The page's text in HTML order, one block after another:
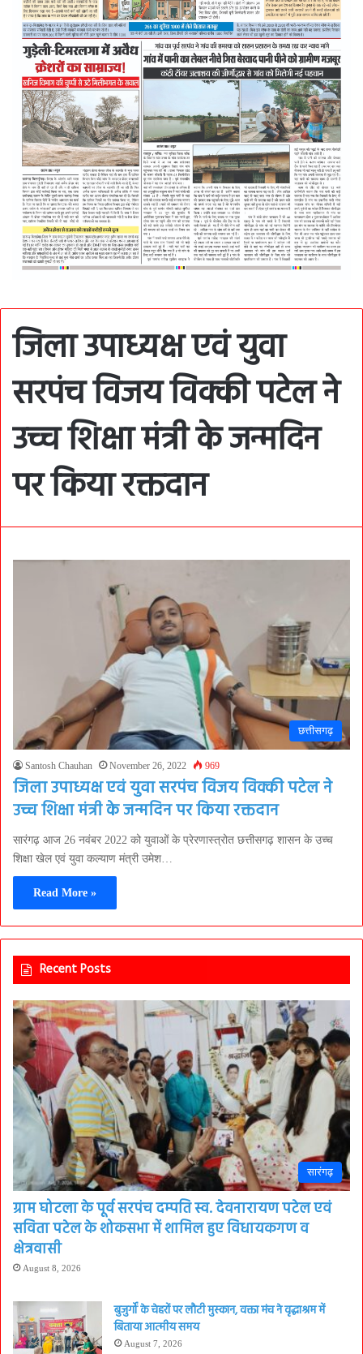
जिला उपाध्यक्ष एवं युवा
सरपंच विजय विक्की पटेल ने
उच्च शिक्षा मंत्री के जन्मदिन
पर किया रक्तदान
छत्तीसगढ़
Santosh Chauhan November 26, 2022 969
जिला उपाध्यक्ष एवं युवा सरपंच विजय विक्की पटेल ने
उच्च शिक्षा मंत्री के जन्मदिन पर किया रक्तदान
सारंगढ़ आज 26 नवंबर 2022 को युवाओं के प्रेरणास्त्रोत छत्तीसगढ़ शासन के उच्च
शिक्षा खेल एवं युवा कल्याण मंत्री उमेश…
Read More »
Recent Posts
सारंगढ़
ग्राम घोटला के पूर्व सरपंच दम्पति स्व. देवनारायण पटेल एवं
सविता पटेल के शोकसभा में शामिल हुए विधायकगण व
क्षेत्रवासी
August 8, 2026
बुजुर्गों के चेहरों पर लौटी मुस्कान, वक्ता मंच ने वृद्धाश्रम में
बिताया आत्मीय समय
August 7, 2026